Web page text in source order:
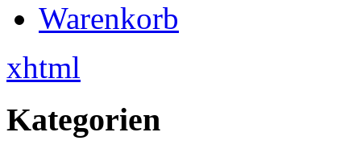
Warenkorb
xhtml
Kategorien